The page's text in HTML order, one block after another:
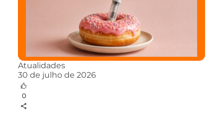
Atualidades
30 de julho de 2026
0